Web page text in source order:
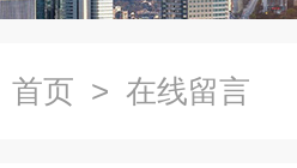
首页 > 在线留言